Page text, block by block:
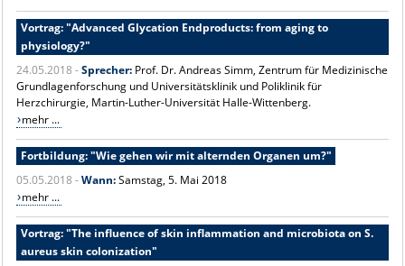
Vortrag: "Advanced Glycation Endproducts: from aging to
physiology?"
24.05.2018 -Sprecher:Prof. Dr. Andreas Simm, Zentrum für Medizinische
Grundlagenforschung und Universitätsklinik und Poliklinik für
Herzchirurgie, Martin-Luther-Universität Halle-Wittenberg.
mehr ...
Fortbildung: "Wie gehen wir mit alternden Organen um?"
05.05.2018 -Wann:Samstag, 5. Mai 2018
mehr ...
Vortrag: "The influence of skin inflammation and microbiota on S.
aureus skin colonization"